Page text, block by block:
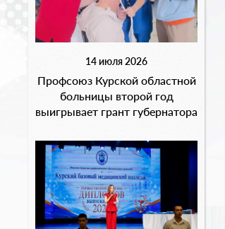
14 июля 2026
Профсоюз Курской областной
больницы второй год
выигрывает грант губернатора